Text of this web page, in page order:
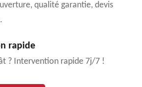
qualité garantie, devis
rapide
? Intervention rapide 7j/7 !